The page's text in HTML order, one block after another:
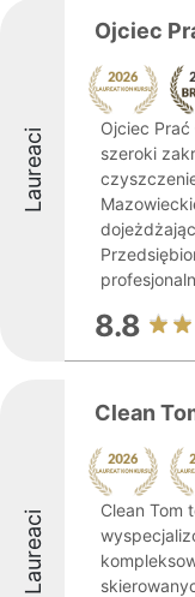
Laureaci
Ojciec
Ojciec
szeroki
8.8
Laureaci
Clean
Clean Tom